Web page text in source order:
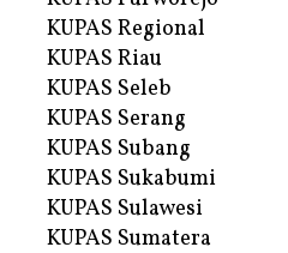
KUPAS Regional
KUPAS Riau
KUPAS Seleb
KUPAS Serang
KUPAS Subang
KUPAS Sukabumi
KUPAS Sulawesi
KUPAS Sumatera